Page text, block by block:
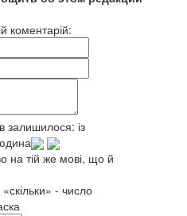
коментарій:
залишилося: із
на тій же мові, що й
- число